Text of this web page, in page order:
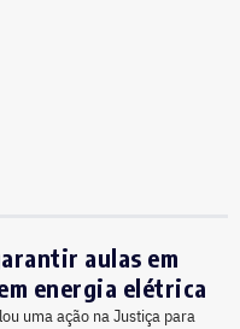
aulas em
energia elétrica
uma ação na Justiça para